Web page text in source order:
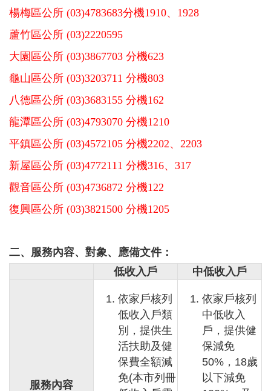
福
利
服
務
重
業
務
專
區
便
服
務
資
訊
楊梅區公所 (03)4783683分機1910、1928
蘆竹區公所 (03)2220595
大園區公所 (03)3867703 分機623
龜山區公所 (03)3203711 分機803
八德區公所 (03)3683155 分機162
龍潭區公所 (03)4793070 分機1210
平鎮區公所 (03)4572105 分機2202、2203
新屋區公所 (03)4772111 分機316、317
觀音區公所 (03)4736872 分機122
復興區公所 (03)3821500 分機1205
二、 服務內容、對象、應備文件：
低收入戶
中低收入戶
服務內容
依家戶核列
低收入戶類
別，提供生
活扶助及健
保費全額減
免(本市列冊
依家戶核列
中低收入
戶，提供健
保減免
50%，18歲
以下減免